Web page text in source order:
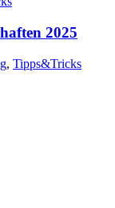
2025
, Tipps&Tricks